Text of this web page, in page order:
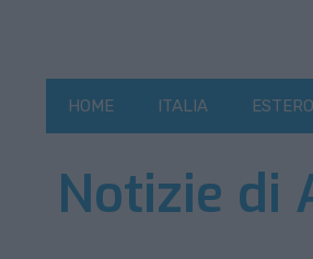
HOME ITALIA ESTERO
Notizie di